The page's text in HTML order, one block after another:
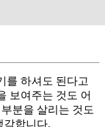
를 하셔도 된다고
보여주는 것도 어
분을 살리는 것도
각합니다.